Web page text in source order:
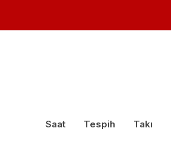
Saat Tespih Takı